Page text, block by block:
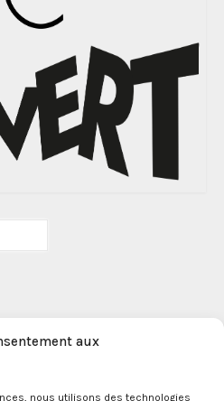
aux
nous utilisons des technologies